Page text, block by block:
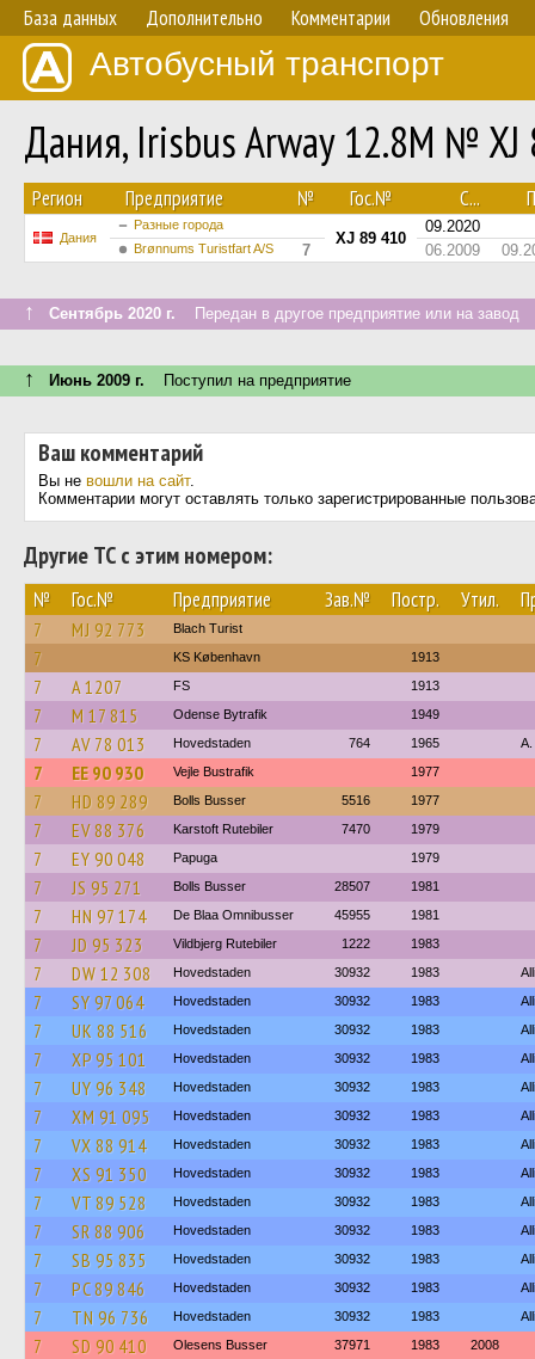
База данных Дополнительно Комментарии Обновления
Автобусный транспорт
Дания, Irisbus Arway 12.8M № XJ
Регион Предприятие № Гос.№ С...
Дания
Разные города
XJ 89 410
09.2020
Brønnums Turistfart A/S 7 06.2009
↑ Сентябрь 2020 г. Передан в другое предприятие или на завод
↑ Июнь 2009 г. Поступил на предприятие
Ваш комментарий
Вы не вошли на сайт.
Комментарии могут оставлять только зарегистрированные
Другие ТС с этим номером:
№ Гос.№ Предприятие Зав.№ Постр. Утил.
7 MJ 92 773 Blach Turist
7 KS København 1913
7 A 1207 FS 1913
7 M 17 815 Odense Bytrafik 1949
7 AV 78 013 Hovedstaden 764 1965 A.
7 EE 90 930 Vejle Bustrafik 1977
7 HD 89 289 Bolls Busser 5516 1977
7 EV 88 376 Karstoft Rutebiler 7470 1979
7 EY 90 048 Papuga 1979
7 JS 95 271 Bolls Busser 28507 1981
7 HN 97 174 De Blaa Omnibusser 45955 1981
7 JD 95 323 Vildbjerg Rutebiler 1222 1983
7 DW 12 308 Hovedstaden 30932 1983
7 SY 97 064 Hovedstaden 30932 1983
7 UK 88 516 Hovedstaden 30932 1983
7 XP 95 101 Hovedstaden 30932 1983
7 UY 96 348 Hovedstaden 30932 1983
7 XM 91 095 Hovedstaden 30932 1983
7 VX 88 914 Hovedstaden 30932 1983
7 XS 91 350 Hovedstaden 30932 1983
7 VT 89 528 Hovedstaden 30932 1983
7 SR 88 906 Hovedstaden 30932 1983
7 SB 95 835 Hovedstaden 30932 1983
7 PC 89 846 Hovedstaden 30932 1983
7 TN 96 736 Hovedstaden 30932 1983
7 SD 90 410 Olesens Busser 37971 1983 2008